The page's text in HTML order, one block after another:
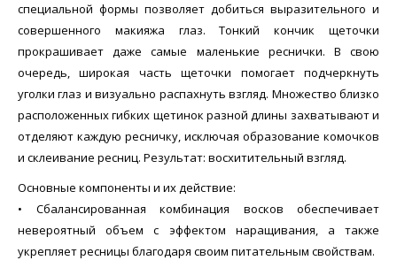
специальной формы позволяет добиться выразительного и
совершенного макияжа глаз. Тонкий кончик щеточки
прокрашивает даже самые маленькие реснички. В свою
очередь, широкая часть щеточки помогает подчеркнуть
уголки глаз и визуально распахнуть взгляд. Множество близко
расположенных гибких щетинок разной длины захватывают и
отделяют каждую ресничку, исключая образование комочков
и склеивание ресниц. Результат: восхитительный взгляд.
Основные компоненты и их действие:
• Сбалансированная комбинация восков обеспечивает
невероятный объем с эффектом наращивания, а также
укрепляет ресницы благодаря своим питательным свойствам.